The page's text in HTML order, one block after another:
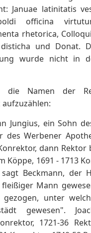
Januae latinitatis
officina
rhetorica,
und Donat.
wurde nicht in
die Namen der
Jungius, ein Sohn
des Werbener
dann Rektor
Köppe, 1691 - 1713
Beckmann, der
Mann
gezogen, unter
gewesen".
1721-36